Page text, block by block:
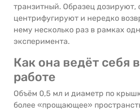
транзитный. Образец дозируют,
центрифугируют и нередко
нему несколько раз в рамках
эксперимента.
Как она ведёт себя
работе
Объём 0,5 мл и диаметр по
более «прощающее»